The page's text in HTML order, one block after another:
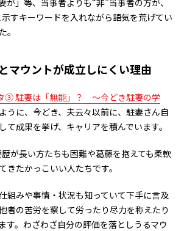
が」等、当事者よりも“非”当事者の方が、
すキーワードを入れながら語気を荒げてい
。
マウントが成立しにくい理由
③ 駐妻は「無能」？ ～今どき駐妻の学
うに、今どき、夫云々以前に、駐妻さん自
て成果を挙げ、キャリアを積んでいます。
が長い方たちも困難や葛藤を抱えても柔軟
きたかっこいい人たちです。
組みや事情・状況も知っていて下手に言及
者の苦労を察して労ったり尽力を称えたり
す。わざわざ自分の評価を落としうるマウ